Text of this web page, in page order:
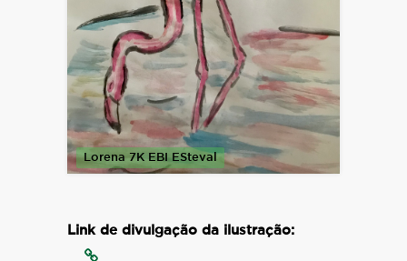
Lorena 7K EBI ESteval
Link de divulgação da ilustração: